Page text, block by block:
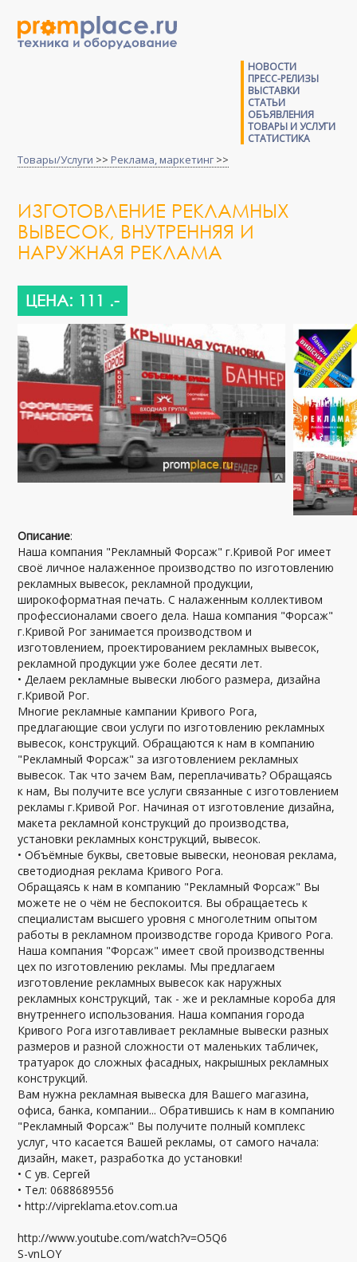
НОВОСТИ
ПРЕСС-РЕЛИЗЫ
ВЫСТАВКИ
СТАТЬИ
ОБЪЯВЛЕНИЯ
ТОВАРЫ И УСЛУГИ
СТАТИСТИКА
Товары/Услуги >> Реклама, маркетинг >>
ИЗГОТОВЛЕНИЕ РЕКЛАМНЫХ
ВЫВЕСОК, ВНУТРЕННЯЯ И
НАРУЖНАЯ РЕКЛАМА
ЦЕНА: 111 .-
Описание:
Наша компания "Рекламный Форсаж" г.Кривой Рог имеет
своё личное налаженное производство по изготовлению
рекламных вывесок, рекламной продукции,
широкоформатная печать. С налаженным коллективом
профессионалами своего дела. Наша компания "Форсаж"
г.Кривой Рог занимается производством и
изготовлением, проектированием рекламных вывесок,
рекламной продукции уже более десяти лет.
• Делаем рекламные вывески любого размера, дизайна
г.Кривой Рог.
Многие рекламные кампании Кривого Рога,
предлагающие свои услуги по изготовлению рекламных
вывесок, конструкций. Обращаются к нам в компанию
"Рекламный Форсаж" за изготовлением рекламных
вывесок. Так что зачем Вам, переплачивать? Обращаясь
к нам, Вы получите все услуги связанные с изготовлением
рекламы г.Кривой Рог. Начиная от изготовление дизайна,
макета рекламной конструкций до производства,
установки рекламных конструкций, вывесок.
• Объёмные буквы, световые вывески, неоновая реклама,
светодиодная реклама Кривого Рога.
Обращаясь к нам в компанию "Рекламный Форсаж" Вы
можете не о чём не беспокоится. Вы обращаетесь к
специалистам высшего уровня с многолетним опытом
работы в рекламном производстве города Кривого Рога.
Наша компания "Форсаж" имеет свой производственны
цех по изготовлению рекламы. Мы предлагаем
изготовление рекламных вывесок как наружных
рекламных конструкций, так - же и рекламные короба для
внутреннего использования. Наша компания города
Кривого Рога изготавливает рекламные вывески разных
размеров и разной сложности от маленьких табличек,
тратуарок до сложных фасадных, накрышных рекламных
конструкций.
Вам нужна рекламная вывеска для Вашего магазина,
офиса, банка, компании... Обратившись к нам в компанию
"Рекламный Форсаж" Вы получите полный комплекс
услуг, что касается Вашей рекламы, от самого начала:
дизайн, макет, разработка до установки!
• С ув. Сергей
• Тел: 0688689556
• http://vipreklama.etov.com.ua
http://www.youtube.com/watch?v=O5Q6
S-vnLOY